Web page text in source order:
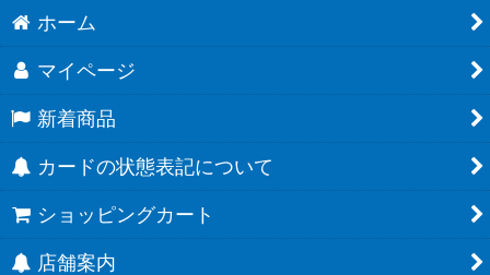
ホーム
マイページ
新着商品
カードの状態表記について
ショッピングカート
店舗案内